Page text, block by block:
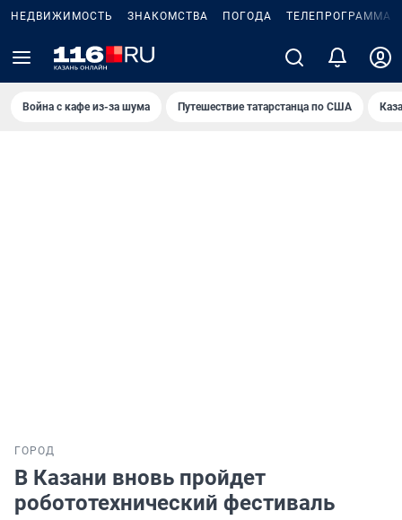
НЕДВИЖИМОСТЬ ЗНАКОМСТВА ПОГОДА ТЕЛЕПРОГРАММА
Война с кафе из-за шума Путешествие татарстанца по США
ГОРОД
В Казани вновь пройдет
робототехнический фестиваль